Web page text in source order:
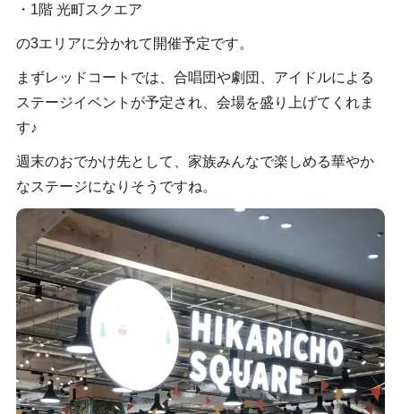
・1階 光町スクエア
の3エリアに分かれて開催予定です。
まずレッドコートでは、合唱団や劇団、アイドルによる
ステージイベントが予定され、会場を盛り上げてくれま
す♪
週末のおでかけ先として、家族みんなで楽しめる華やか
なステージになりそうですね。